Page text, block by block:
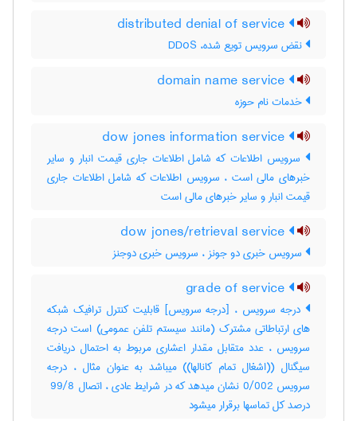
نقض سرویس تویع شده، DDoS
خدمات نام حوزه
سرویس اطلاعات که شامل اطلاعات جاری قیمت انبار و سایر
خبرهای مالی است ، سرویس اطلاعات که شامل اطلاعات جاری
قیمت انبار و سایر خبرهای مالی است
سرویس خبری دو جونز ، سرویس خبری دوجنز
درجه سرویس ، [درجه سرویس] قابلیت کنترل ترافیک شبکه
های ارتباطاتی مشترک (مانند سیستم تلفن عمومی) است درجه
سرویس ، عدد متقابل مقدار اعشاری مربوط به احتمال دریافت
سیگنال ((اشغال تمام کانالها)) میباشد به عنوان مثال ، درجه
سرویس ‎0/002 نشان میدهد که در شرایط عادی ، اتصال ‎ 99/8
درصد کل تماسها برقرار میشود